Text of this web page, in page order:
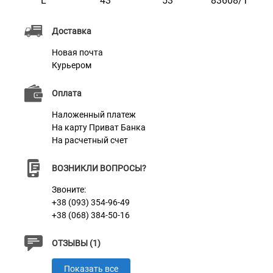
Доставка
Новая почта
Курьером
Оплата
Наложенный платеж
На карту Приват Банка
На расчетный счет
ВОЗНИКЛИ ВОПРОСЫ?
Звоните:
+38 (093) 354-96-49
+38 (068) 384-50-16
ОТЗЫВЫ (1)
Показать все
семи цветах и в семи размерах.
Характеристики
Материал 3D сетка + Нейлон
Пряжка Пластик
Цвет Ментол